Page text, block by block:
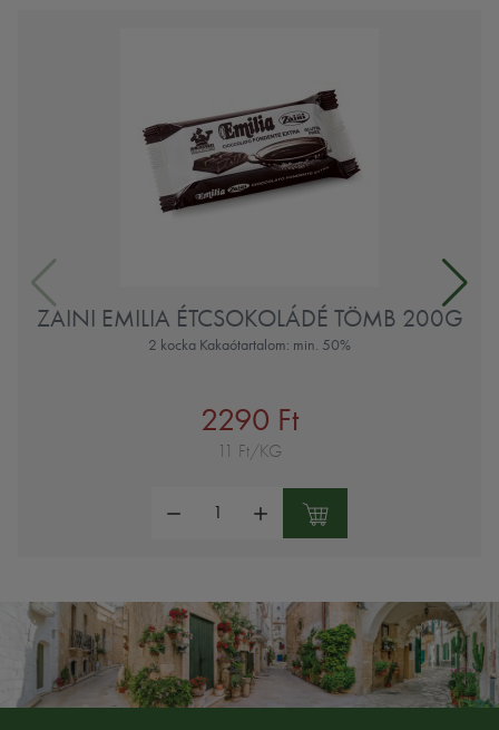
ZAINI EMILIA ÉTCSOKOLÁDÉ TÖMB 200G
2 kocka Kakaótartalom: min. 50%
2290 Ft
11 Ft/KG